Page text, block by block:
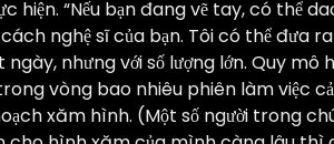
hiện. “Nếu bạn đang vẽ tay, có thể
nghệ sĩ của bạn. Tôi có thể đưa
nhưng với số lượng lớn. Quy mô
vòng bao nhiêu phiên làm việc cả
xăm hình. (Một số người trong